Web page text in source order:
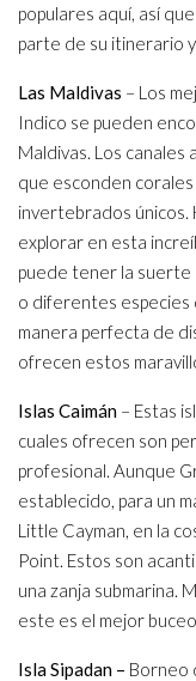
populares aquí, así
parte de su itinerario
Las Maldivas – Los
Indico se pueden
Maldivas. Los
que esconden
invertebrados únicos.
explorar en esta
puede tener la suerte
o diferentes especies
manera perfecta de
ofrecen estos
Islas Caimán – Estas
cuales ofrecen son
profesional. Aunque
establecido, para un
Little Cayman, en la
Point. Estos son
una zanja submarina.
este es el mejor
Isla Sipadan – Borneo